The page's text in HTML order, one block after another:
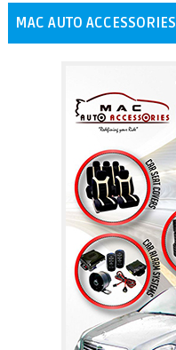
MAC AUTO ACCESSORIES